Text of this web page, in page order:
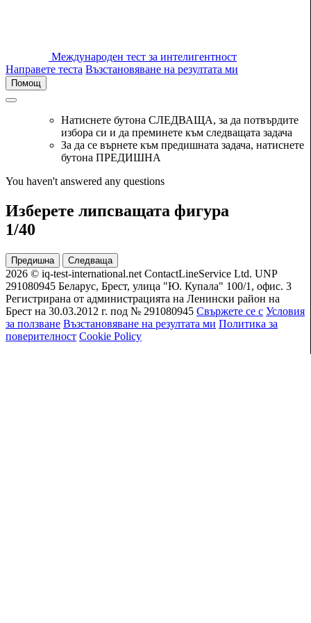
Международен тест за интелигентност
Направете теста Възстановяване на резултата ми
Помощ
Натиснете бутона СЛЕДВАЩА, за да потвърдите
избора си и да преминете към следващата задача
За да се върнете към предишната задача, натиснете
бутона ПРЕДИШНА
You haven't answered any questions
Изберете липсващата фигура
1/40
Предишна Следваща
2026 © iq-test-international.net ContactLineService Ltd. UNP
291080945 Беларус, Брест, улица "Ю. Купала" 100/1, офис. 3
Регистрирана от администрацията на Ленински район на
Брест на 30.03.2012 г. под № 291080945 Свържете се с Условия
за ползване Възстановяване на резултата ми Политика за
поверителност Cookie Policy